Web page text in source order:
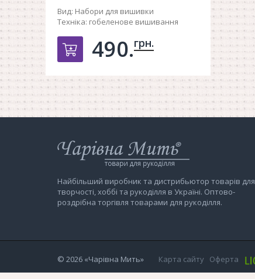
Вид: Набори для вишивки
Техніка: гобеленове вишивання
Добавить в корзину
490.грн.
Інтернет-
магазин
Мить
Найбільший виробник та дистрибьютор товарів для
творчості, хоббі та рукоділля в Україні. Оптово-
роздрібна торгівля товарами для рукоділля.
© 2026 «Чарівна Мить» Карта сайту Оферта